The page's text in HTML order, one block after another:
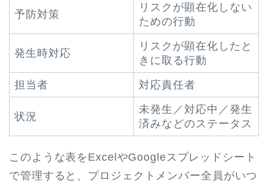
予防対策
リスクが顕在化しない
ための行動
発生時対応
リスクが顕在化したと
きに取る行動
担当者 対応責任者
状況
未発生／対応中／発生
済みなどのステータス
このような表をExcelやGoogleスプレッドシート
で管理すると、プロジェクトメンバー全員がいつ